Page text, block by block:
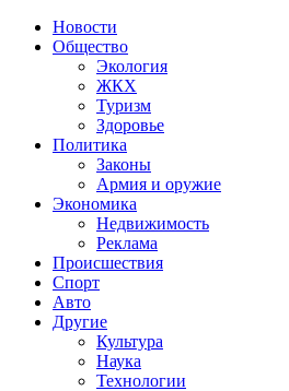
Новости
Общество
Экология
ЖКХ
Туризм
Здоровье
Политика
Законы
Армия и оружие
Экономика
Недвижимость
Реклама
Происшествия
Спорт
Авто
Другие
Культура
Наука
Технологии